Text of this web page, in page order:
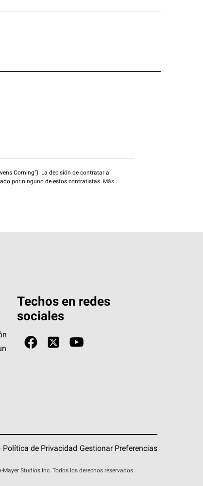
Corning”). La decisión de contratar a
por ninguno de estos contratistas. Más
Techos en redes
sociales
Política de Privacidad Gestionar Preferencias
Studios Inc. Todos los derechos reservados.